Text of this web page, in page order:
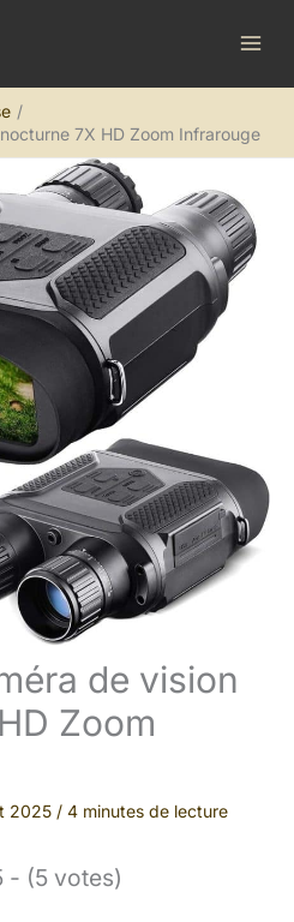
7X HD Zoom Infrarouge
de vision
Zoom
2025 / 4 minutes de lecture
- (5 votes)